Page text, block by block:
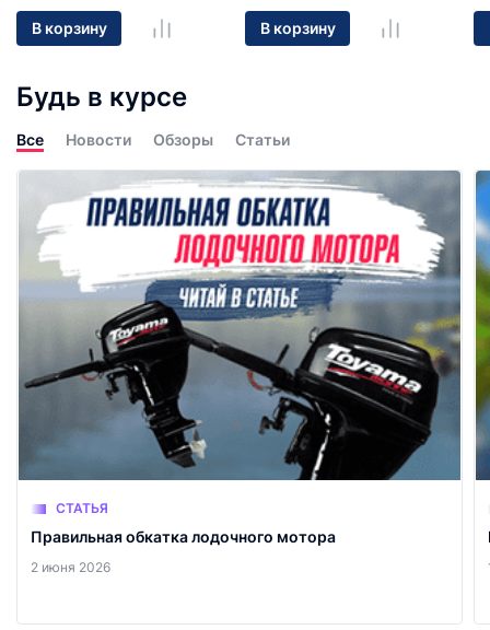
В корзину В корзину
Будь в курсе
Все Новости Обзоры Статьи
СТАТЬЯ
Правильная обкатка лодочного мотора
2 июня 2026